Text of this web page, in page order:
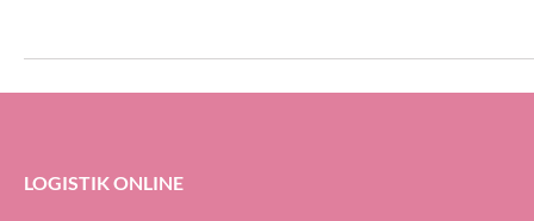
Prozent halten
LOGISTIK ONLINE